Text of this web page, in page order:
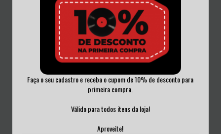
Faça o seu cadastro e receba o cupom de 10% de desconto para
primeira compra.
Válido para todos itens da loja!
Aproveite!
MUMIA E PROJ...